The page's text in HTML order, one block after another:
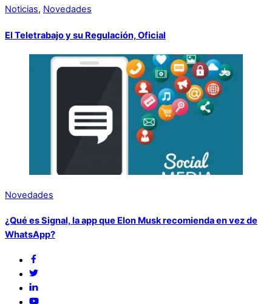
Noticias, Novedades
El Teletrabajo y su Regulación, Oficial
Novedades
¿Qué es Signal, la app que Elon Musk recomienda en vez de
WhatsApp?